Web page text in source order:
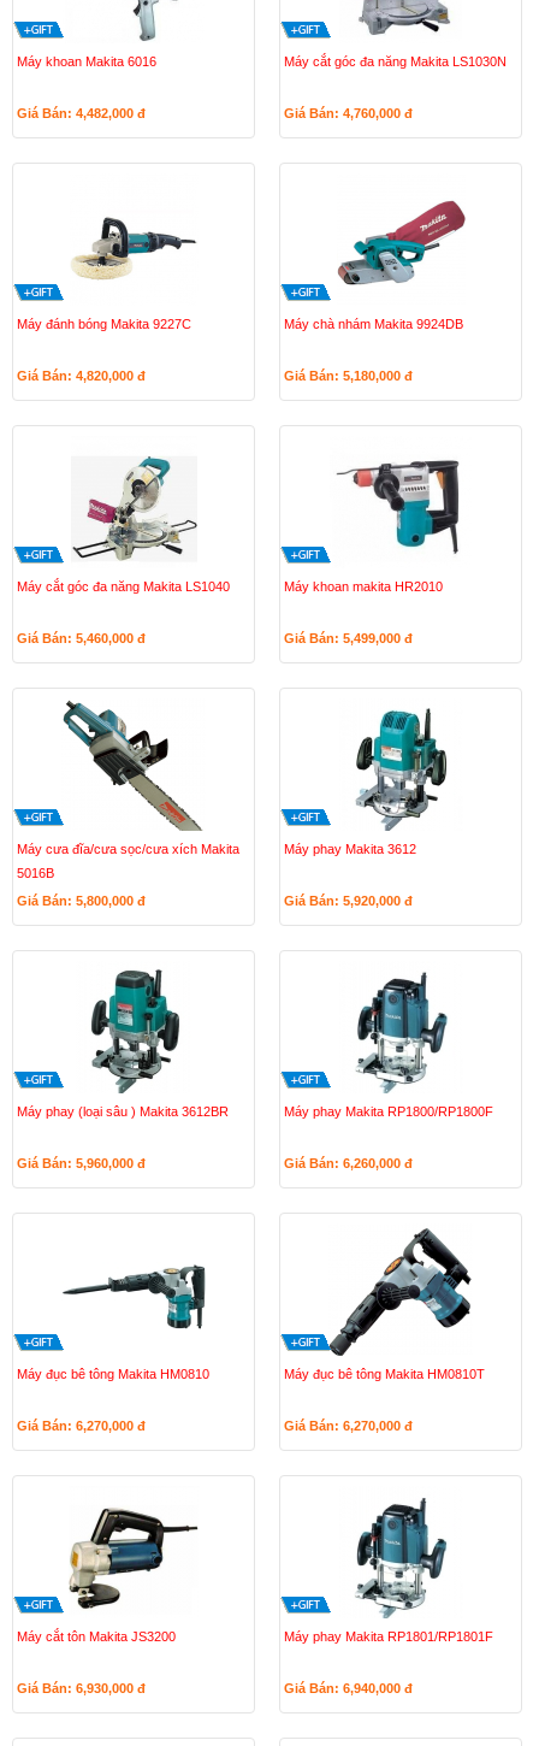
Máy khoan Makita 6016
Giá Bán: 4,482,000 đ
Máy cắt góc đa năng Makita LS1030N
Giá Bán: 4,760,000 đ
Máy đánh bóng Makita 9227C
Giá Bán: 4,820,000 đ
Máy chà nhám Makita 9924DB
Giá Bán: 5,180,000 đ
Máy cắt góc đa năng Makita LS1040
Giá Bán: 5,460,000 đ
Máy khoan makita HR2010
Giá Bán: 5,499,000 đ
Máy cưa đĩa/cưa sọc/cưa xích Makita
5016B
Giá Bán: 5,800,000 đ
Máy phay Makita 3612
Giá Bán: 5,920,000 đ
Máy phay (loại sâu ) Makita 3612BR
Giá Bán: 5,960,000 đ
Máy phay Makita RP1800/RP1800F
Giá Bán: 6,260,000 đ
Máy đục bê tông Makita HM0810
Giá Bán: 6,270,000 đ
Máy đục bê tông Makita HM0810T
Giá Bán: 6,270,000 đ
Máy cắt tôn Makita JS3200
Giá Bán: 6,930,000 đ
Máy phay Makita RP1801/RP1801F
Giá Bán: 6,940,000 đ